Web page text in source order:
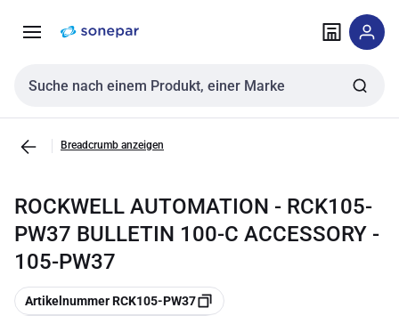
NavigationInhalt
Sucheingabe
Breadcrumb anzeigen
ROCKWELL AUTOMATION - RCK105-
PW37 BULLETIN 100-C ACCESSORY -
105-PW37
Kopieren
Artikelnummer RCK105-PW37